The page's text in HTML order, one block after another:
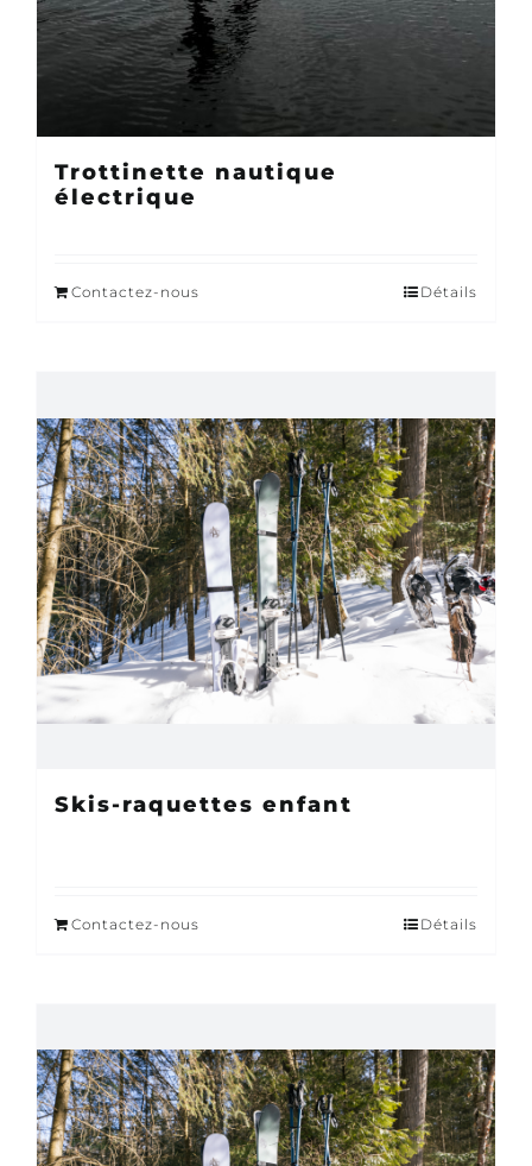
Trottinette nautique
électrique
Contactez-nous Détails
Skis-raquettes enfant
Contactez-nous Détails